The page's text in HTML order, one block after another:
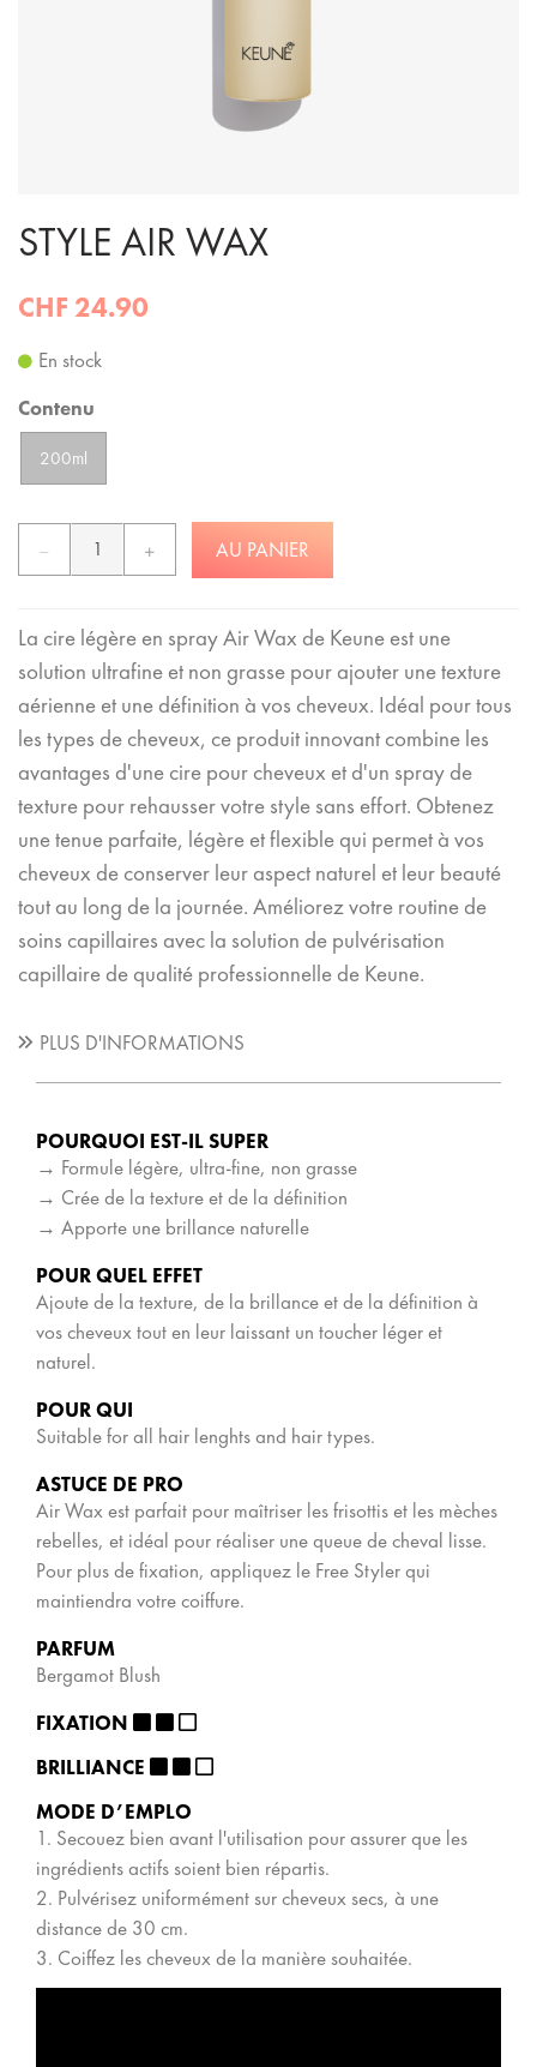
STYLE AIR WAX
CHF 24.90
En stock
Contenu
200ml
AU PANIER
La cire légère en spray Air Wax de Keune est une
solution ultrafine et non grasse pour ajouter une texture
aérienne et une définition à vos cheveux. Idéal pour tous
les types de cheveux, ce produit innovant combine les
avantages d'une cire pour cheveux et d'un spray de
texture pour rehausser votre style sans effort. Obtenez
une tenue parfaite, légère et flexible qui permet à vos
cheveux de conserver leur aspect naturel et leur beauté
tout au long de la journée. Améliorez votre routine de
soins capillaires avec la solution de pulvérisation
capillaire de qualité professionnelle de Keune.
PLUS D'INFORMATIONS
POURQUOI EST-IL SUPER
→ Formule légère, ultra-fine, non grasse
→ Crée de la texture et de la définition
→ Apporte une brillance naturelle
POUR QUEL EFFET
Ajoute de la texture, de la brillance et de la définition à
vos cheveux tout en leur laissant un toucher léger et
naturel.
POUR QUI
Suitable for all hair lenghts and hair types.
ASTUCE DE PRO
Air Wax est parfait pour maîtriser les frisottis et les mèches
rebelles, et idéal pour réaliser une queue de cheval lisse.
Pour plus de fixation, appliquez le Free Styler qui
maintiendra votre coiffure.
PARFUM
Bergamot Blush
FIXATION
BRILLIANCE
MODE D’EMPLO
1. Secouez bien avant l'utilisation pour assurer que les
ingrédients actifs soient bien répartis.
2. Pulvérisez uniformément sur cheveux secs, à une
distance de 30 cm.
3. Coiffez les cheveux de la manière souhaitée.